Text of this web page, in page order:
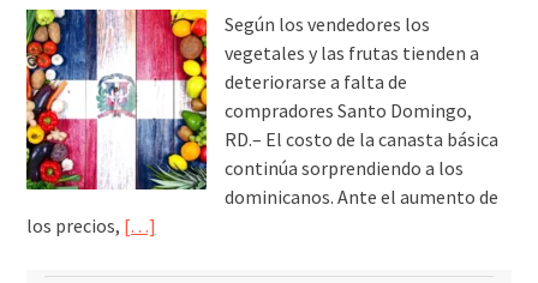
Según los vendedores los
vegetales y las frutas tienden a
deteriorarse a falta de
compradores Santo Domingo,
RD.– El costo de la canasta básica
continúa sorprendiendo a los
dominicanos. Ante el aumento de
los precios, […]